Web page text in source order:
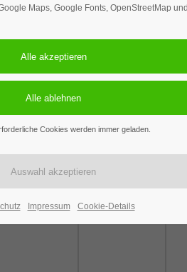
Freitag Samstag
Maps, Google Fonts, OpenStreetMap und
Cookies werden immer geladen.
Impressum Cookie-Details